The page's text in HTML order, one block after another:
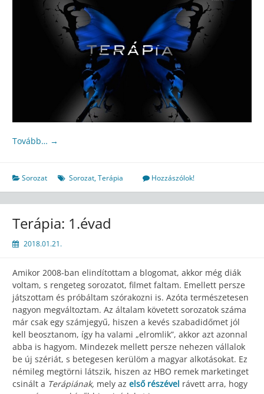
Tovább… →
Sorozat Sorozat,Terápia Hozzászólok!
Terápia: 1.évad
2018.01.21.
Amikor 2008-ban elindítottam a blogomat, akkor még diák
voltam, s rengeteg sorozatot, filmet faltam. Emellett persze
játszottam és próbáltam szórakozni is. Azóta természetesen
nagyon megváltoztam. Az általam követett sorozatok száma
már csak egy számjegyű, hiszen a kevés szabadidőmet jól
kell beosztanom, így ha valami „elromlik”, akkor azt azonnal
abba is hagyom. Mindezek mellett persze nehezen vállalok
be új szériát, s betegesen kerülöm a magyar alkotásokat. Ez
némileg megtörni látszik, hiszen az HBO remek marketinget
csinált a Terápiának, mely az első részével rávett arra, hogy